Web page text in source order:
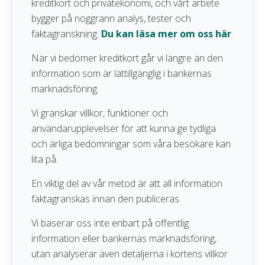
3 - Bra skydd, men med hög självrisk.
5 - Omfattande skydd och höga ersättningsbelopp.
en helhetsanalys av alla faktorer som påverkar
användarupplevelsen.
kreditkort och privatekonomi, och vårt arbete
bygger på noggrann analys, tester och
faktagranskning. Du kan läsa mer om oss här.
När vi bedömer kreditkort går vi längre än den
information som är lättillgänglig i bankernas
marknadsföring.
Vi granskar villkor, funktioner och
användarupplevelser för att kunna ge tydliga
och ärliga bedömningar som våra besökare kan
lita på.
En viktig del av vår metod är att all information
faktagranskas innan den publiceras.
Vi baserar oss inte enbart på offentlig
information eller bankernas marknadsföring,
utan analyserar även detaljerna i kortens villkor